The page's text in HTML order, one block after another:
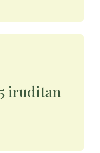
iruditan